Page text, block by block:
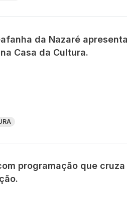
da Nazaré
Casa da Cultura.
programação que cruza